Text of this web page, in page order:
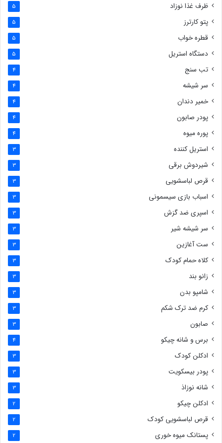
ظرف غذا نوزاد 5
پتو کارترز 5
قطره خواب 5
دستگاه استریل 5
تب سنج 4
سر شیشه 4
خمیر دندان 4
پودر صابون 4
پوره میوه 4
استریل کننده 3
شیردوش برقی 3
قرص لباسشویی 3
اسباب بازی سیسمونی 3
اسپری ضد گزش 3
سر شیشه شیر 3
ست آغازین 3
کلاه حمام کودک 3
زانو بند 3
شامپو بدن 3
کرم ضد ترک شکم 3
صابون 3
برس و شانه چیکو 4
ادکلن کودک 3
پودر بیسکویت 3
شانه نوزاذ 3
ادکلن چیکو 2
قرص لباسشویی کودک 2
پستانک میوه خوری 2